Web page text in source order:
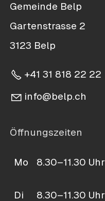
Gemeinde Belp
Gartenstrasse 2
3123 Belp
+41 31 818 22 22
nf b lp ch
Öffnungszeiten
Mo 8.30–11.30 Uhr
Di
8.30–11.30 Uhr